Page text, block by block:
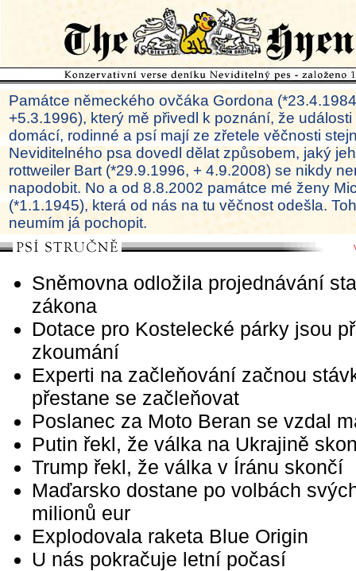
Památce německého ovčáka Gordona
+5.3.1996), který mě přivedl k poznání, že
domácí, rodinné a psí mají ze zřetele věčnosti
Neviditelného psa dovedl dělat způsobem, jaký
rottweiler Bart (*29.9.1996, + 4.9.2008) se nikdy
napodobit. No a od 8.8.2002 památce mé ženy
(*1.1.1945), která od nás na tu věčnost odešla.
neumím já pochopit.
Sněmovna odložila projednávání
zákona
Dotace pro Kostelecké párky jsou
zkoumání
Experti na začleňování začnou
přestane se začleňovat
Poslanec za Moto Beran se vzdal
Putin řekl, že válka na Ukrajině
Trump řekl, že válka v Íránu skončí
Maďarsko dostane po volbách
milionů eur
Explodovala raketa Blue Origin
U nás pokračuje letní počasí